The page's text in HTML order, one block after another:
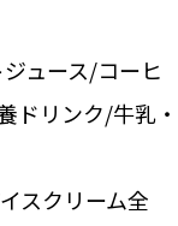
ュース/コーヒ
ドリンク/牛乳・
スクリーム全